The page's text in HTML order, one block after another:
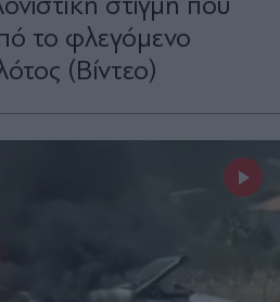
το φλεγόμενο
(Βίντεο)